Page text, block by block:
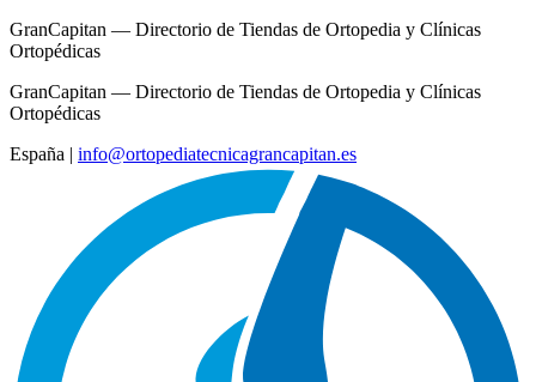
GranCapitan — Directorio de Tiendas de Ortopedia y Clínicas
Ortopédicas
GranCapitan — Directorio de Tiendas de Ortopedia y Clínicas
Ortopédicas
España | info@ortopediatecnicagrancapitan.es